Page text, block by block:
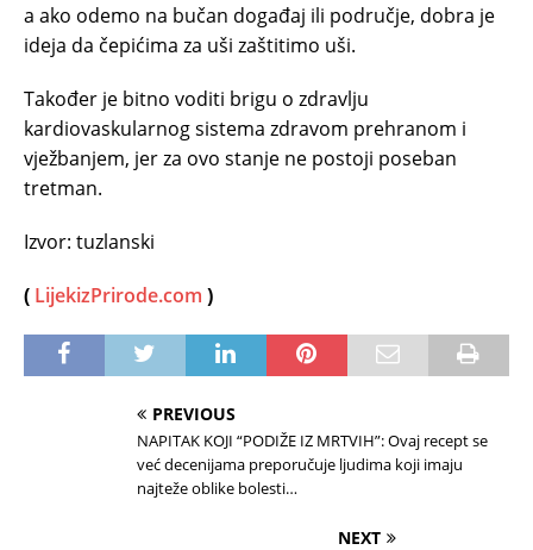
a ako odemo na bučan događaj ili područje, dobra je
ideja da čepićima za uši zaštitimo uši.
Također je bitno voditi brigu o zdravlju
kardiovaskularnog sistema zdravom prehranom i
vježbanjem, jer za ovo stanje ne postoji poseban
tretman.
Izvor: tuzlanski
( LijekizPrirode.com )
PREVIOUS
NAPITAK KOJI “PODIŽE IZ MRTVIH”: Ovaj recept se
već decenijama preporučuje ljudima koji imaju
najteže oblike bolesti…
NEXT